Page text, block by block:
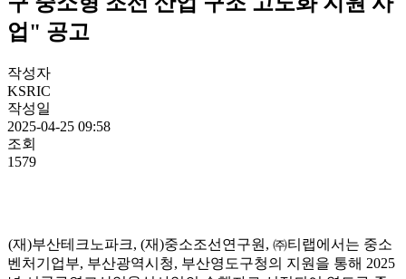
업" 공고
작성자
KSRIC
작성일
2025-04-25 09:58
조회
1579
(재)부산테크노파크, (재)중소조선연구원, ㈜티랩에서는 중소
벤처기업부, 부산광역시청, 부산영도구청의 지원을 통해 2025